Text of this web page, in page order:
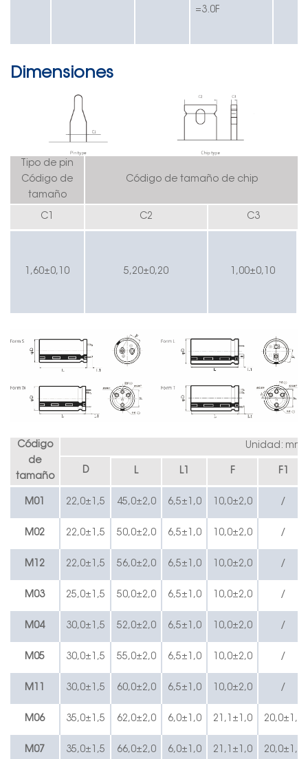
=3.0F
Dimensiones
Tipo de pin
Código de
tamaño
Código de tamaño de chip
C1 C2 C3
1,60±0,10 5,20±0,20 1,00±0,10
Código
de
tamaño
Unidad: mm
D L L1 F F1
M01 22,0±1,5 45,0±2,0 6,5±1,0 10,0±2,0 /
M02 22,0±1,5 50,0±2,0 6,5±1,0 10,0±2,0 /
M12 22,0±1,5 56,0±2,0 6,5±1,0 10,0±2,0 /
M03 25,0±1,5 50,0±2,0 6,5±1,0 10,0±2,0 /
M04 30,0±1,5 52,0±2,0 6,5±1,0 10,0±2,0 /
M05 30,0±1,5 55,0±2,0 6,5±1,0 10,0±2,0 /
M11 30,0±1,5 60,0±2,0 6,5±1,0 10,0±2,0 /
M06 35,0±1,5 62,0±2,0 6,0±1,0 21,1±1,0 20,0±1,0
M07 35,0±1,5 66,0±2,0 6,0±1,0 21,1±1,0 20,0±1,0